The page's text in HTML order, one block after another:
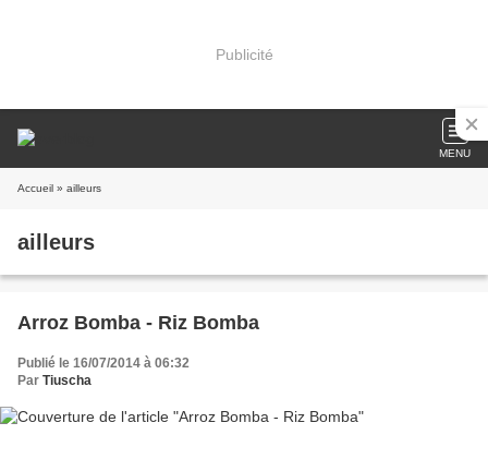
Publicité
MENU
Accueil » ailleurs
ailleurs
Arroz Bomba - Riz Bomba
Publié le 16/07/2014 à 06:32
Par Tiuscha